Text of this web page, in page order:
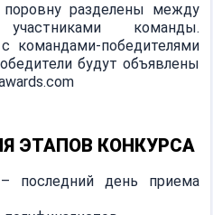
разделены между
участниками команды.
командами-победителями
будут объявлены
ЭТАПОВ КОНКУРСА
последний день приема